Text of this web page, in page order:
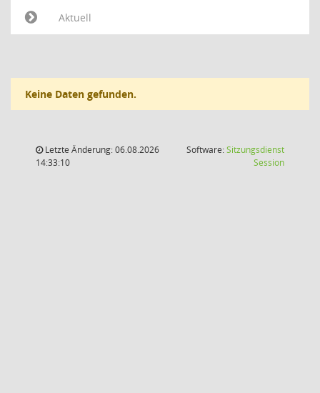
Aktuell
Keine Daten gefunden.
Letzte Änderung: 06.08.2026
14:33:10
Software:Sitzungsdienst
Session(Wird in